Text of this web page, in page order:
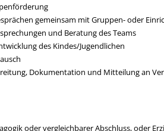
gemeinsam mit Gruppen- oder
und Beratung des Teams
des Kindes/Jugendlichen
Dokumentation und Mitteilung an
oder vergleichbarer Abschluss, oder